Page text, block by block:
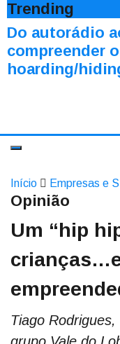
Trending
Do autorádio
compreender
hoarding/
Início Empresas e
Opinião
Um “hip
Tiago